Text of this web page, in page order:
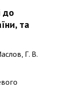
до
та
Г. В.